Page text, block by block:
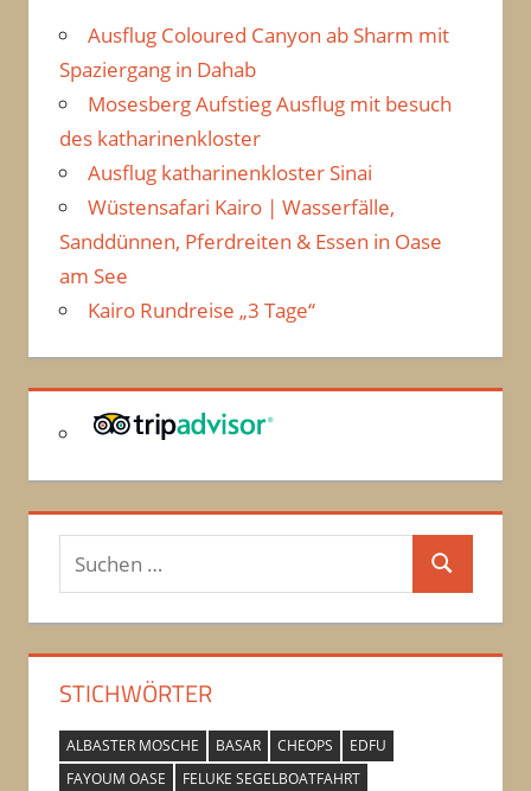
Ausflug Coloured Canyon ab Sharm mit
Spaziergang in Dahab
Mosesberg Aufstieg Ausflug mit besuch
des katharinenkloster
Ausflug katharinenkloster Sinai
Wüstensafari Kairo | Wasserfälle,
Sanddünnen, Pferdreiten & Essen in Oase
am See
Kairo Rundreise „3 Tage“
Suchen
nach:
Suchen
STICHWÖRTER
ALBASTER MOSCHE BASAR CHEOPS
EDFU
FAYOUM OASE
FELUKE SEGELBOATFAHRT